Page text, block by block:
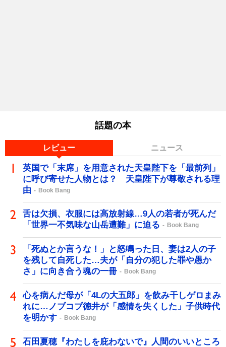
話題の本
レビュー ニュース
英国で「末席」を用意された天皇陛下を「最前列」
に呼び寄せた人物とは？ 天皇陛下が尊敬される理
由
Book Bang
舌は欠損、衣服には高放射線…9人の若者が死んだ
「世界一不気味な山岳遭難」に迫る
Book Bang
「死ぬとか言うな！」と怒鳴った日、妻は2人の子
を残して自死した…夫が「自分の犯した罪や愚か
さ」に向き合う魂の一冊
Book Bang
心を病んだ母が「4Lの大五郎」を飲み干しゲロまみ
れに…ノブコブ徳井が「感情を失くした」子供時代
を明かす
Book Bang
石田夏穂『わたしを庇わないで』人間のいいところ